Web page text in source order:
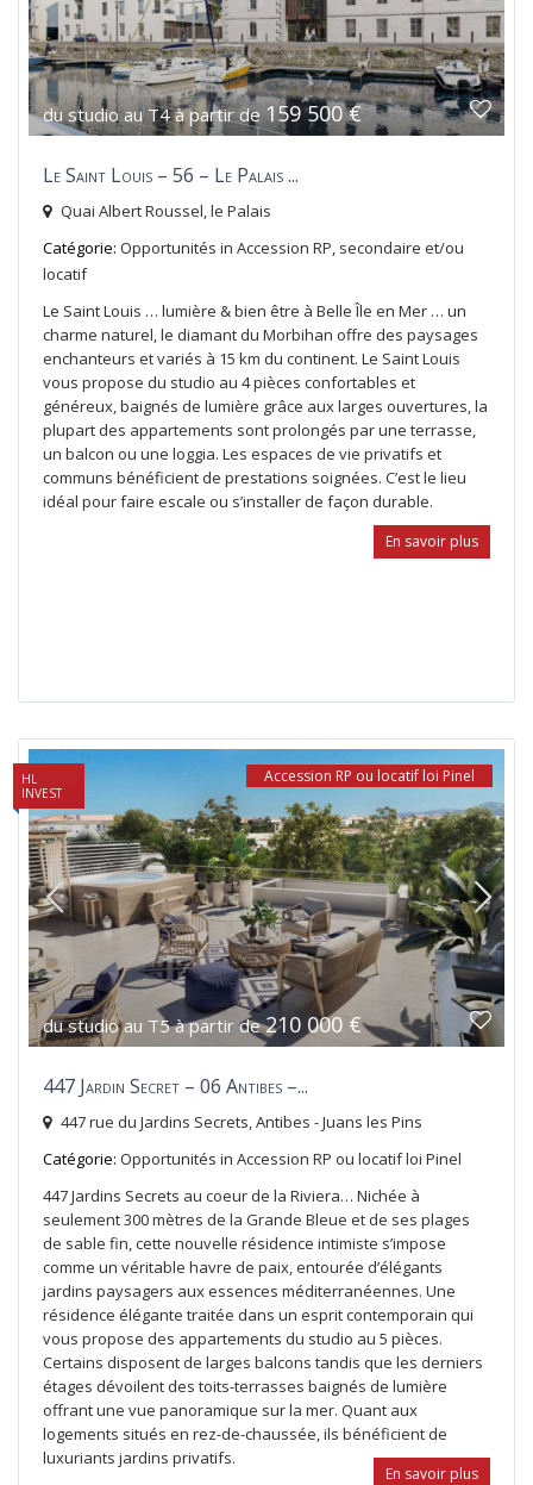
du studio au T4 à partir de 159 500 €
Le Saint Louis – 56 – Le Palais ...
Quai Albert Roussel,le Palais
Catégorie: Opportunités in Accession RP, secondaire et/ou
locatif
Le Saint Louis … lumière & bien être à Belle Île en Mer … un
charme naturel, le diamant du Morbihan offre des paysages
enchanteurs et variés à 15 km du continent. Le Saint Louis
vous propose du studio au 4 pièces confortables et
généreux, baignés de lumière grâce aux larges ouvertures, la
plupart des appartements sont prolongés par une terrasse,
un balcon ou une loggia. Les espaces de vie privatifs et
communs bénéficient de prestations soignées. C’est le lieu
idéal pour faire escale ou s’installer de façon durable.
En savoir plus
du studio au T5 à partir de210 000 €
Accession RP ou locatif loi Pinel
HL
INVEST
447 Jardin Secret – 06 Antibes –...
447 rue du Jardins Secrets,Antibes - Juans les Pins
Catégorie: Opportunités in Accession RP ou locatif loi Pinel
447 Jardins Secrets au coeur de la Riviera… Nichée à
seulement 300 mètres de la Grande Bleue et de ses plages
de sable fin, cette nouvelle résidence intimiste s’impose
comme un véritable havre de paix, entourée d’élégants
jardins paysagers aux essences méditerranéennes. Une
résidence élégante traitée dans un esprit contemporain qui
vous propose des appartements du studio au 5 pièces.
Certains disposent de larges balcons tandis que les derniers
étages dévoilent des toits-terrasses baignés de lumière
offrant une vue panoramique sur la mer. Quant aux
logements situés en rez-de-chaussée, ils bénéficient de
luxuriants jardins privatifs.
En savoir plus